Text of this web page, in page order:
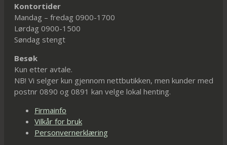
Kontortider
Mandag – fredag 0900-1700
Lørdag 0900-1500
Søndag stengt
Besøk
Kun etter avtale.
NB! Vi selger kun gjennom nettbutikken, men kunder med
postnr 0890 og 0891 kan velge lokal henting.
Firmainfo
Vilkår for bruk
Personvernerklæring